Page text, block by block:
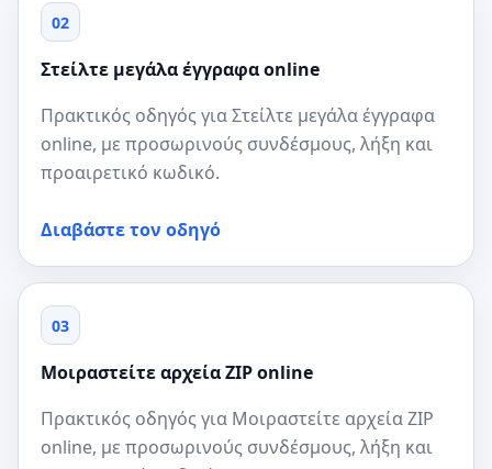
02
Στείλτε μεγάλα έγγραφα online
Πρακτικός οδηγός για Στείλτε μεγάλα έγγραφα
online, με προσωρινούς συνδέσμους, λήξη και
προαιρετικό κωδικό.
Διαβάστε τον οδηγό
03
Μοιραστείτε αρχεία ZIP online
Πρακτικός οδηγός για Μοιραστείτε αρχεία ZIP
online, με προσωρινούς συνδέσμους, λήξη και